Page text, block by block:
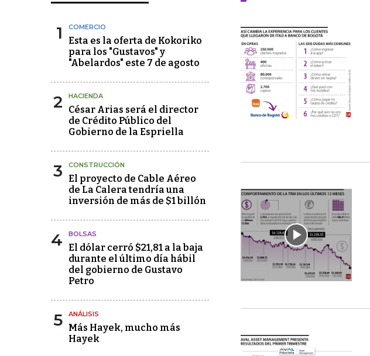
1 COMERCIO
Esta es la oferta de Kokoriko
para los "Gustavos" y
"Abelardos" este 7 de agosto
2 HACIENDA
César Arias será el director
de Crédito Público del
Gobierno de la Espriella
3 CONSTRUCCIÓN
El proyecto de Cable Aéreo
de La Calera tendría una
inversión de más de $1 billón
4 BOLSAS
El dólar cerró $21,81 a la baja
durante el último día hábil
del gobierno de Gustavo
Petro
5 ANÁLISIS
Más Hayek, mucho más
Hayek